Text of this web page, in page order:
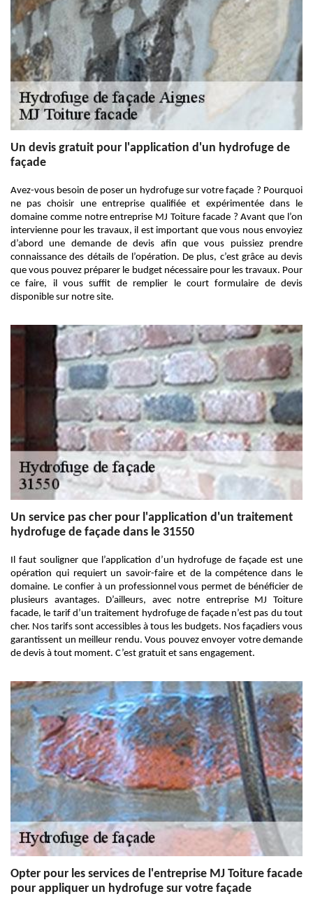
Un devis gratuit pour l'application d'un hydrofuge de
façade
Avez-vous besoin de poser un hydrofuge sur votre façade ? Pourquoi
ne pas choisir une entreprise qualifiée et expérimentée dans le
domaine comme notre entreprise MJ Toiture facade ? Avant que l’on
intervienne pour les travaux, il est important que vous nous envoyiez
d’abord une demande de devis afin que vous puissiez prendre
connaissance des détails de l’opération. De plus, c’est grâce au devis
que vous pouvez préparer le budget nécessaire pour les travaux. Pour
ce faire, il vous suffit de remplier le court formulaire de devis
disponible sur notre site.
Un service pas cher pour l'application d'un traitement
hydrofuge de façade dans le 31550
Il faut souligner que l’application d’un hydrofuge de façade est une
opération qui requiert un savoir-faire et de la compétence dans le
domaine. Le confier à un professionnel vous permet de bénéficier de
plusieurs avantages. D’ailleurs, avec notre entreprise MJ Toiture
facade, le tarif d’un traitement hydrofuge de façade n’est pas du tout
cher. Nos tarifs sont accessibles à tous les budgets. Nos façadiers vous
garantissent un meilleur rendu. Vous pouvez envoyer votre demande
de devis à tout moment. C’est gratuit et sans engagement.
Opter pour les services de l'entreprise MJ Toiture facade
pour appliquer un hydrofuge sur votre façade